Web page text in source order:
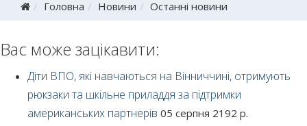
Головна Новини Останні новини
Вас може зацікавити:
Діти ВПО, які навчаються на Вінниччині, отримують
рюкзаки та шкільне приладдя за підтримки
американських партнерів 05 серпня 2192 р.